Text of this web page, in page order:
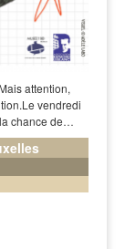
attention,
vendredi
chance de…